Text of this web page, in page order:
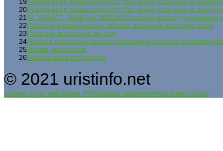
20Припинення права власності без згоди власника за
21 IV. ЗАХИСТ ПРАВ НА ЗЕМЛЮ Способи захисту порушених
22Порядок відшкодування збитків, завданих власнику землі
23Порядок звернення до суду
24Розгляд земельних спорів органами місцевого
25Зразки документів
26Використана література
© 2021 uristinfo.net
Історія УкраїниИстория РФИсковые заявленияКонтактыСтатьи